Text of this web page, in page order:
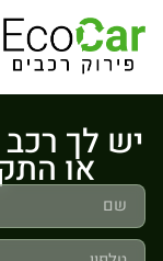
יש לך
או התקשר: